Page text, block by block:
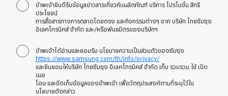
ข้าพเจ้ายินดีรับข้อมูลข่าวสารเกี่ยวกับผลิตภัณฑ์ บริการ โปรโมชั่น สิทธิ
ประโยชน์
การสื่อสารทางการตลาดโดยตรง และกิจกรรมต่างๆ จาก บริษัท ไทยซัมซุง
อิเลคโทรนิคส์ จำกัด และ/หรือพันธมิตรของบริษัทฯ
ข้าพเจ้าได้อ่านและยอมรับ นโยบายความเป็นส่วนตัวของซัมซุง
https://www.samsung.com/th/info/privacy/
และยินยอมให้บริษัท ไทยซัมซุง อิเลคโทรนิคส์ จำกัด เก็บ รวบรวม ใช้ เปิด
เผย
โอน และจัดเก็บข้อมูลของข้าพเจ้า เพื่อวัตถุประสงค์ตามที่ระบุไว้ใน
นโยบายดังกล่าว